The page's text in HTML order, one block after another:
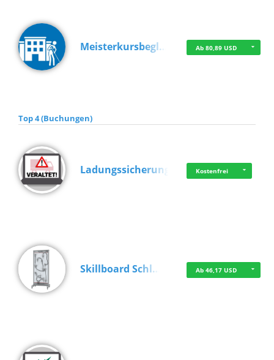
Meisterkursbegl… Ab 80,89 USD
Top 4 (Buchungen)
Ladungssicherung Kostenfrei
Skillboard Schl… Ab 46,17 USD